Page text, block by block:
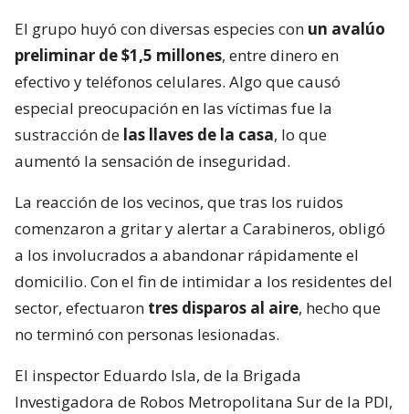
El grupo huyó con diversas especies con un avalúo
preliminar de $1,5 millones, entre dinero en
efectivo y teléfonos celulares. Algo que causó
especial preocupación en las víctimas fue la
sustracción de las llaves de la casa, lo que
aumentó la sensación de inseguridad.
La reacción de los vecinos, que tras los ruidos
comenzaron a gritar y alertar a Carabineros, obligó
a los involucrados a abandonar rápidamente el
domicilio. Con el fin de intimidar a los residentes del
sector, efectuaron tres disparos al aire, hecho que
no terminó con personas lesionadas.
El inspector Eduardo Isla, de la Brigada
Investigadora de Robos Metropolitana Sur de la PDI,